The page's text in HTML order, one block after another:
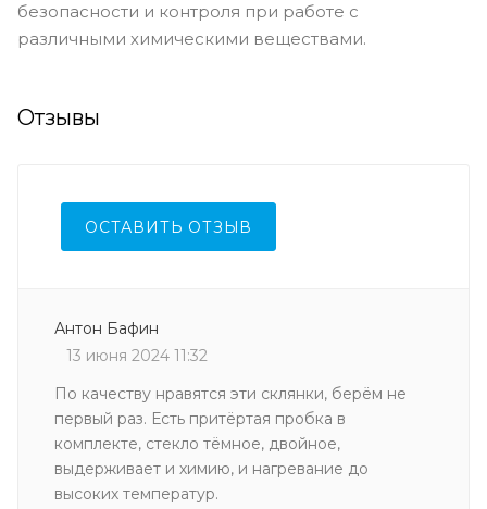
безопасности и контроля при работе с
различными химическими веществами.
Отзывы
ОСТАВИТЬ ОТЗЫВ
Антон Бафин
13 июня 2024 11:32
По качеству нравятся эти склянки, берём не
первый раз. Есть притёртая пробка в
комплекте, стекло тёмное, двойное,
выдерживает и химию, и нагревание до
высоких температур.